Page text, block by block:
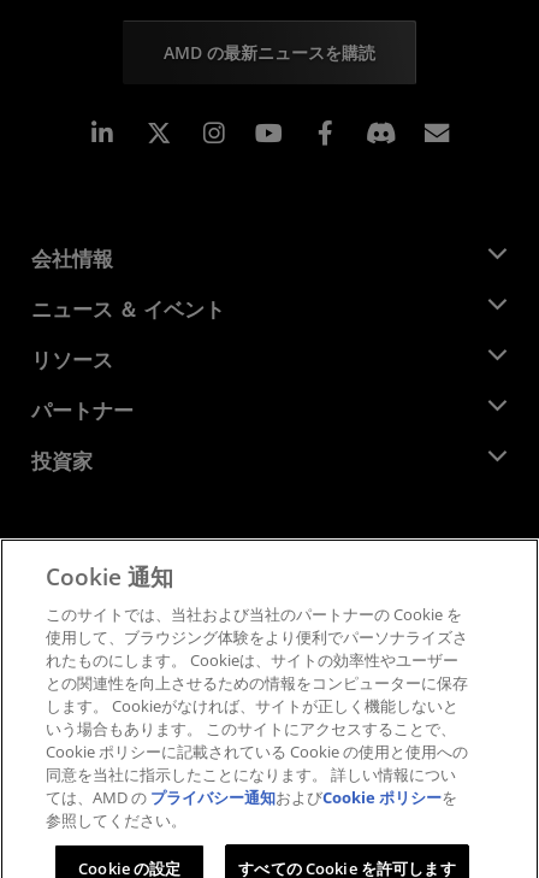
AMD の最新ニュースを購読
Linkedin Instagram Facebook
会社情報
AMD について
企業責任
キャリア
お問い合わせ
ニュース ＆ イベント
ニュースルーム
メディア ライブラリ
リソース
デベロッパー セントラル
ケース スタディ
パートナー
AMD パートナー ハブ
投資家
財務情報
取締役会
SEC 提出書類
プライバシー
商標
サプライ チェーンの透明性
公正でオープンな競争
英国税務戦略
Cookie ポリシー
Cookie の設定
Cookie 通知
このサイトでは、当社および当社のパートナーの Cookie を
使用して、ブラウジング体験をより便利でパーソナライズさ
れたものにします。 Cookieは、サイトの効率性やユーザー
との関連性を向上させるための情報をコンピューターに保存
します。 Cookieがなければ、サイトが正しく機能しないと
いう場合もあります。 このサイトにアクセスすることで、
Cookie ポリシーに記載されている Cookie の使用と使用への
同意を当社に指示したことになります。 詳しい情報につい
ては、AMD の プライバシー通知およびCookie ポリシーを
参照してください。
Cookie の設定 すべての Cookie を許可します